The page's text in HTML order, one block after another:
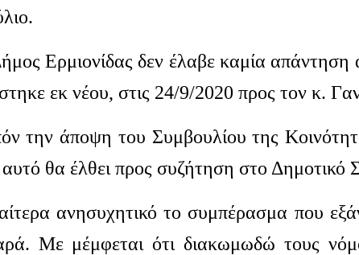
Ερμιονίδας δεν έλαβε καμία απάντηση
εκ νέου, στις 24/9/2020 προς τον κ.
την άποψη του Συμβουλίου της
αυτό θα έλθει προς συζήτηση στο Δημοτικό
ανησυχητικό το συμπέρασμα που
Με μέμφεται ότι διακωμωδώ τους